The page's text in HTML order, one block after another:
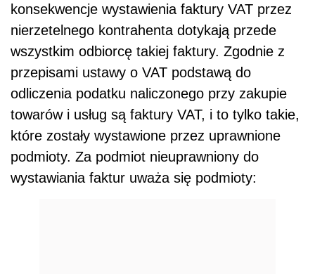
konsekwencje wystawienia faktury VAT przez
nierzetelnego kontrahenta dotykają przede
wszystkim odbiorcę takiej faktury. Zgodnie z
przepisami ustawy o VAT podstawą do
odliczenia podatku naliczonego przy zakupie
towarów i usług są faktury VAT, i to tylko takie,
które zostały wystawione przez uprawnione
podmioty. Za podmiot nieuprawniony do
wystawiania faktur uważa się podmioty: